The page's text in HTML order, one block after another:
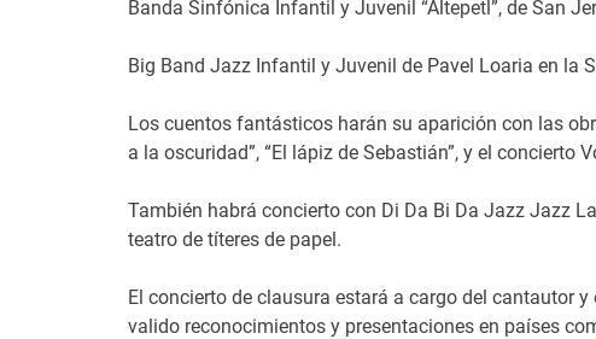
Banda Sinfónica Infantil y Juvenil “Altepetl”, de San
Big Band Jazz Infantil y Juvenil de Pavel Loaria en la
Los cuentos fantásticos harán su aparición con las
a la oscuridad”, “El lápiz de Sebastián”, y el concierto
También habrá concierto con Di Da Bi Da Jazz Jazz
teatro de títeres de papel.
El concierto de clausura estará a cargo del cantautor
valido reconocimientos y presentaciones en países